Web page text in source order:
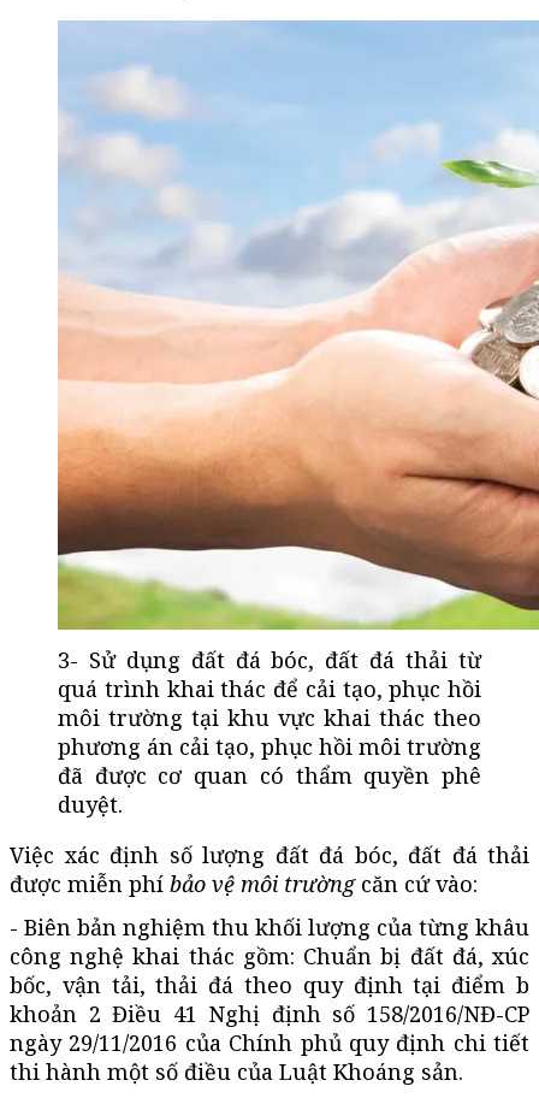
3- Sử dụng đất đá bóc, đất đá thải từ
quá trình khai thác để cải tạo, phục hồi
môi trường tại khu vực khai thác theo
phương án cải tạo, phục hồi môi trường
đã được cơ quan có thẩm quyền phê
duyệt.
Việc xác định số lượng đất đá bóc, đất đá thải
được miễn phí bảo vệ môi trườngcăn cứ vào:
- Biên bản nghiệm thu khối lượng của từng khâu
công nghệ khai thác gồm: Chuẩn bị đất đá, xúc
bốc, vận tải, thải đá theo quy định tại điểm b
khoản 2 Điều 41 Nghị định số 158/2016/NĐ-CP
ngày 29/11/2016 của Chính phủ quy định chi tiết
thi hành một số điều của Luật Khoáng sản.